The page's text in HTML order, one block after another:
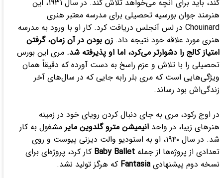
کند، باید برای آنچه می‌خواهد تلاش کند. در سال ۱۹۳۱، این
هنرمند جوان بورسیه تحصیلی برای مدرسه معتبر هنری
Chouinard در لس آنجلس دریافت کرد. کار او با ورود به مدرسه
هنری مورد علاقه خود نتیجه داد. زن بودن در آن زمان، گرفتن
امتیاز کالج را دشوارتر می‌کرد، اما او پذیرفته شد. مری این بورس
تحصیلی را با تلاش و عزم راسخ به دست آورده که دقیقاً همان
ویژگی‌هایی است که مری بلر رابه جایی که در سال‌های آخر
زندگی‌اش بود رساند.
در اوج رکود، مری به جای دنبال کردن رویای خود در زمینه
هنر‌های زیبا، در واحد انیمیشن مترو گلدوین مایر مشغول به کار
شد. در سال ۱۹۴۰، او به استودیو والت دیزنی پیوست و روی
تعدادی از پروژه‌ها از جمله Baby Ballet کار کرد، پروژه‌ای برای
نسخه دوم پیشنهادی Fantasia که هرگز تولید نشد.